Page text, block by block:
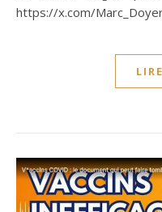
https://x.com/